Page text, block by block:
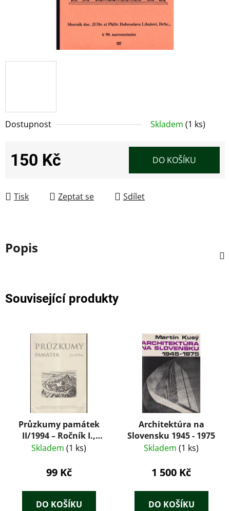
Dostupnost Skladem (1 ks)
150 Kč DO KOŠÍKU
Tisk Zeptat se Sdílet
Popis
Související produkty
Průzkumy památek
II/1994 – Ročník I.,
číslo 2
Skladem (1 ks)
99 Kč
DO KOŠÍKU
Architektúra na
Slovensku 1945 - 1975
Skladem (1 ks)
1 500 Kč
DO KOŠÍKU